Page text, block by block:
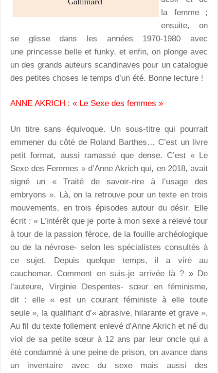
la femme ;
ensuite, on
se glisse dans les années 1970-1980 avec
une princesse belle et funky, et enfin, on plonge avec
un des grands auteurs scandinaves pour un catalogue
des petites choses le temps d’un été. Bonne lecture !
ANNE AKRICH : « Le Sexe des femmes »
Un titre sans équivoque. Un sous-titre qui pourrait
emmener du côté de Roland Barthes… C’est un livre
petit format, aussi ramassé que dense. C’est « Le
Sexe des Femmes » d’Anne Akrich qui, en 2018, avait
signé un « Traité de savoir-rire à l’usage des
embryons ». Là, on la retrouve pour un texte en trois
mouvements, en trois épisodes autour du désir. Elle
écrit : « L’intérêt que je porte à mon sexe a relevé tour
à tour de la passion féroce, de la fouille archéologique
ou de la névrose- selon les spécialistes consultés à
ce sujet. Depuis quelque temps, il a viré au
cauchemar. Comment en suis-je arrivée là ? » De
l’auteure, Virginie Despentes- sœur en féminisme,
dit : elle « est un courant féministe à elle toute
seule », la qualifiant d’« abrasive, hilarante et grave ».
Au fil du texte follement enlevé d’Anne Akrich et né du
viol de sa petite sœur à 12 ans par leur oncle qui a
été condamné à une peine de prison, on avance dans
un inventaire avec du sexe mais aussi des